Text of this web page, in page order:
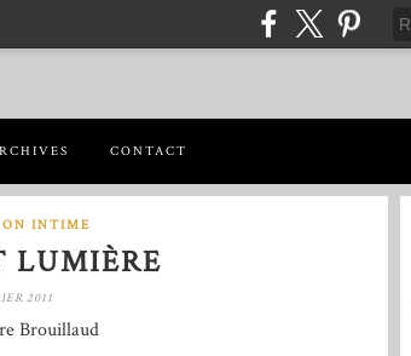
CONTACT
INTIME
LUMIÈRE
2011
Brouillaud